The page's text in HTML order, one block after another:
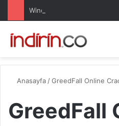
Windows 10 Pro indir –
Anasayfa /GreedFall Online
GreedFall